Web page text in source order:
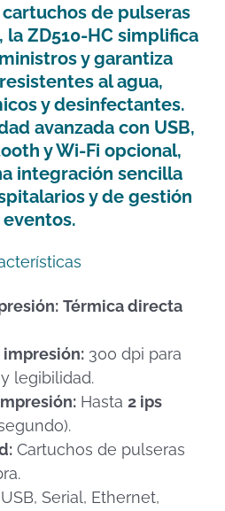
cartuchos de pulseras
, la ZD510-HC simplifica
y garantiza
al agua,
y desinfectantes.
avanzada con USB,
y Wi-Fi opcional,
integración sencilla
y de gestión
Térmica directa
300 dpi para
legibilidad.
Hasta 2 ips
Cartuchos de pulseras
USB, Serial, Ethernet,